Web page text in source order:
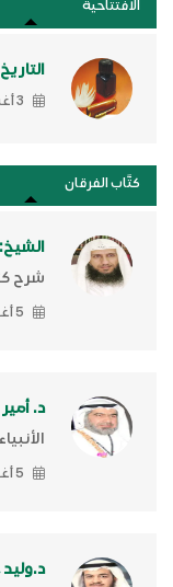
الافتتاحية
3 أغسطس, 2026
كتَّاب الفرقان
شرح
5 أغسطس, 2026
د.
5 أغسطس, 2026
د.وليد